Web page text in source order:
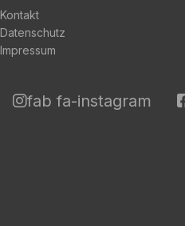
Kontakt
Datenschutz
Impressum
fab fa-instagram